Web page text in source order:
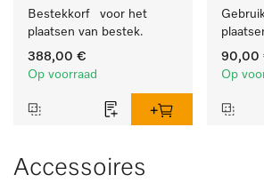
Bestekkorf   voor het
plaatsen van bestek.
388,00 €
Op voorraad
90,00
Op
Accessoires